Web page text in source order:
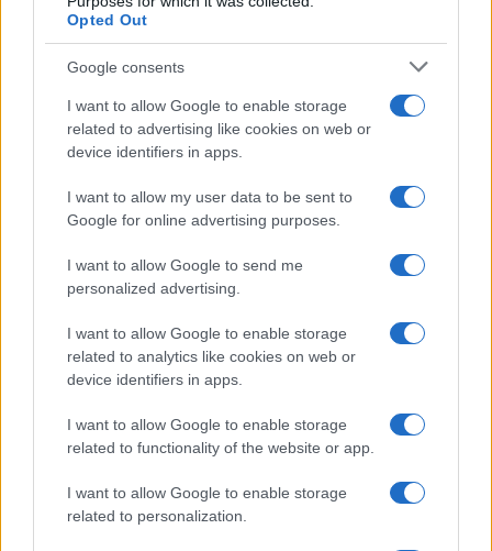
Opted Out
Google consents
I want to allow Google to enable storage
related to advertising like cookies on web or
device identifiers in apps.
I want to allow my user data to be sent to
Google for online advertising purposes.
I want to allow Google to send me
personalized advertising.
I want to allow Google to enable storage
related to analytics like cookies on web or
device identifiers in apps.
I want to allow Google to enable storage
related to functionality of the website or app.
I want to allow Google to enable storage
related to personalization.
Io ho sempre tifato per Lei (e lo faccio tuttora), ma
La invito a riflettere.
Stefania, 17 marzo 2021
#COVID #GIOVANI #MASCHERINA #MULTA
116
SEDUTE SATIRICHE
Vai all'archivio delle vignette